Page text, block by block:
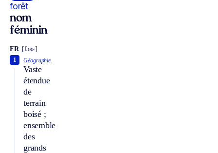
forêt
nom
féminin
FR [fɔʀɛ]
Géographie.
Vaste
étendue
de
terrain
boisé ;
ensemble
des
grands
1